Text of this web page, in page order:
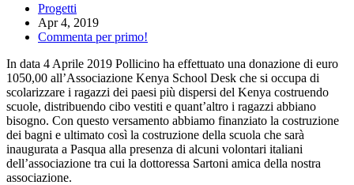
Progetti
Apr 4, 2019
Commenta per primo!
In data 4 Aprile 2019 Pollicino ha effettuato una donazione di euro
1050,00 all’Associazione Kenya School Desk che si occupa di
scolarizzare i ragazzi dei paesi più dispersi del Kenya costruendo
scuole, distribuendo cibo vestiti e quant’altro i ragazzi abbiano
bisogno. Con questo versamento abbiamo finanziato la costruzione
dei bagni e ultimato così la costruzione della scuola che sarà
inaugurata a Pasqua alla presenza di alcuni volontari italiani
dell’associazione tra cui la dottoressa Sartoni amica della nostra
associazione.